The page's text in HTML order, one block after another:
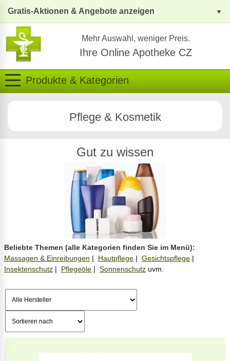
Gratis-Aktionen & Angebote anzeigen
Mehr Auswahl, weniger Preis.
Ihre Online Apotheke CZ
Produkte & Kategorien
Pflege & Kosmetik
Gut zu wissen
Massagen & Einreibungen | Hautpflege | Gesichtspflege |
Insektenschutz | Pflegeöle | Sonnenschutz uvm.